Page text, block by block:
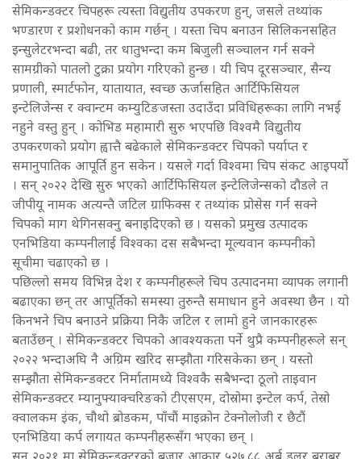
सेमिकन्डक्टर चिपहरू त्यस्ता विद्युतीय उपकरण हुन्, जसले तथ्यांक
भण्डारण र प्रशोधनको काम गर्छन् । यस्ता चिप बनाउन सिलिकनसहित
इन्सुलेटरभन्दा बढी, तर धातुभन्दा कम बिजुली सञ्चालन गर्न सक्ने
सामग्रीको पातलो टुक्रा प्रयोग गरिएको हुन्छ । यी चिप दूरसञ्चार, सैन्य
प्रणाली, स्मार्टफोन, यातायात, स्वच्छ ऊर्जासहित आर्टिफिसियल
इन्टेलिजेन्स र क्वान्टम कम्युटिङजस्ता उदाउँदा प्रविधिहरूका लागि नभई
नहुने वस्तु हुन् । कोभिड महामारी सुरु भएपछि विश्वमै विद्युतीय
उपकरणको प्रयोग ह्वात्तै बढेकाले सेमिकन्डक्टर चिपको पर्याप्त र
समानुपातिक आपूर्ति हुन सकेन । यसले गर्दा विश्वमा चिप संकट आइपर्यो
। सन् २०२२ देखि सुरु भएको आर्टिफिसियल इन्टेलिजेन्सको दौडले त
जीपीयू नामक अत्यन्तै जटिल ग्राफिक्स र तथ्यांक प्रोसेस गर्न सक्ने
चिपको माग थेगिनसक्नु बनाइदिएको छ । यसको प्रमुख उत्पादक
एनभिडिया कम्पनीलाई विश्वका दस सबैभन्दा मूल्यवान कम्पनीको
सूचीमा चढाएको छ ।
पछिल्लो समय विभिन्न देश र कम्पनीहरूले चिप उत्पादनमा व्यापक लगानी
बढाएका छन् तर आपूर्तिको समस्या तुरुन्तै समाधान हुने अवस्था छैन । यो
किनभने चिप बनाउने प्रक्रिया निकै जटिल र लामो हुने जानकारहरू
बताउँछन् । सेमिकन्डक्टर चिपको आवश्यकता पर्ने थुप्रै कम्पनीहरूले सन्
२०२२ भन्दाअघि नै अग्रिम खरिद सम्झौता गरिसकेका छन् । यस्तो
सम्झौता सेमिकन्डक्टर निर्मातामध्ये विश्वकै सबैभन्दा ठूलो ताइवान
सेमिकन्डक्टर म्यानुफ्याक्चरिङको टीएसएम, दोस्रोमा इन्टेल कर्प, तेस्रो
क्वालकम इंक, चौथो ब्रोडकम, पाँचौं माइक्रोन टेक्नोलोजी र छैटौं
एनभिडिया कर्प लगायत कम्पनीहरूसँग भएका छन् ।
सन् २०२१ मा सेमिकन्डक्टरको बजार आकार ५२७.८८ अर्ब डलर बराबर